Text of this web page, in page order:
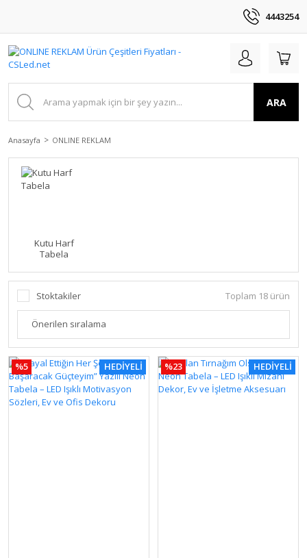
4443254
ARA
Anasayfa ONLINE REKLAM
Kutu Harf
Tabela
Stoktakiler Toplam 18 ürün
%5 HEDİYELİ %23 HEDİYELİ